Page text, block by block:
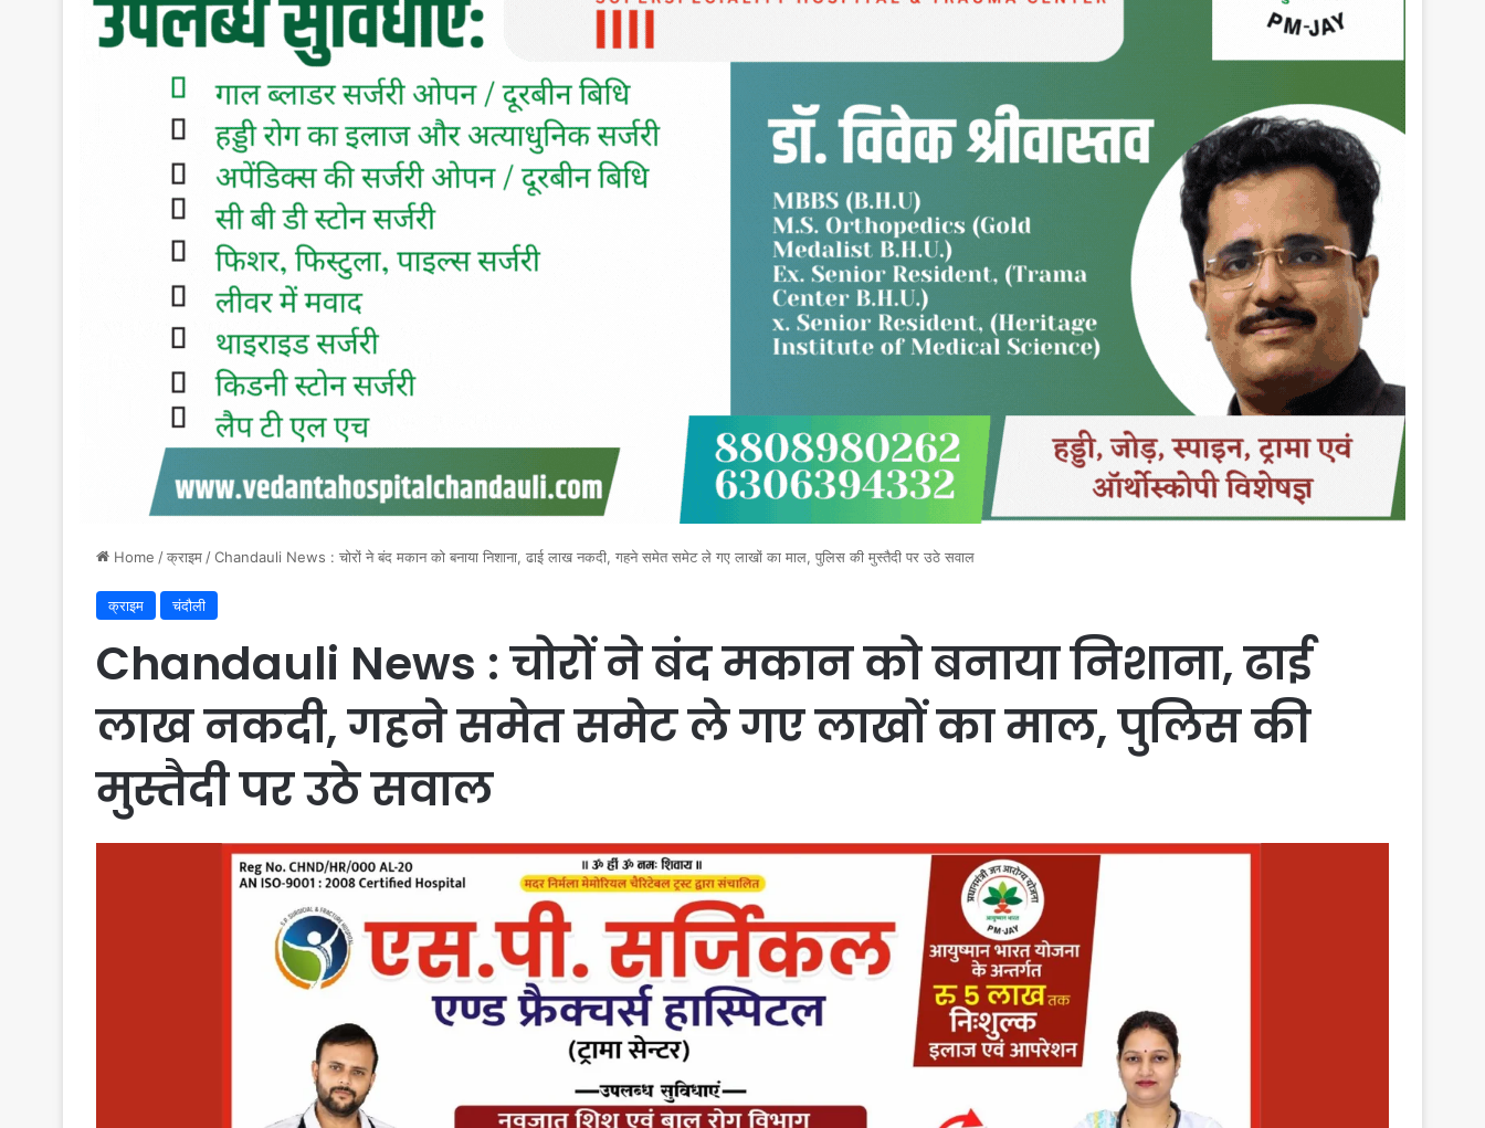
Home /क्राइम /Chandauli News : चोरों ने बंद मकान को बनाया निशाना, ढाई लाख नकदी, गहने समेत समेट ले गए लाखों का माल, पुलिस की मुस्तैदी पर उठे सवाल
क्राइम चंदौली
Chandauli News : चोरों ने बंद मकान को बनाया निशाना, ढाई
लाख नकदी, गहने समेत समेट ले गए लाखों का माल, पुलिस की
मुस्तैदी पर उठे सवाल